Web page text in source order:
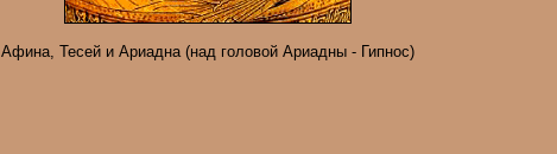
Афина, Тесей и Ариадна (над головой Ариадны - Гипнос)